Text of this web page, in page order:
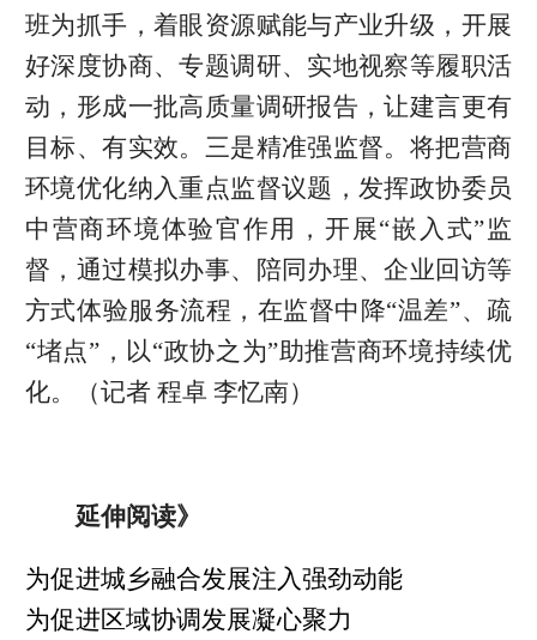
班为抓手，着眼资源赋能与产业升级，开展
好深度协商、专题调研、实地视察等履职活
动，形成一批高质量调研报告，让建言更有
目标、有实效。三是精准强监督。将把营商
环境优化纳入重点监督议题，发挥政协委员
中营商环境体验官作用，开展“嵌入式”监
督，通过模拟办事、陪同办理、企业回访等
方式体验服务流程，在监督中降“温差”、疏
“堵点”，以“政协之为”助推营商环境持续优
化。（记者 程卓 李忆南）
延伸阅读》
为促进城乡融合发展注入强劲动能
为促进区域协调发展凝心聚力